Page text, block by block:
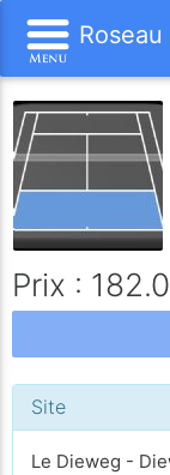
Roseau
Prix :
Site
Le Dieweg -